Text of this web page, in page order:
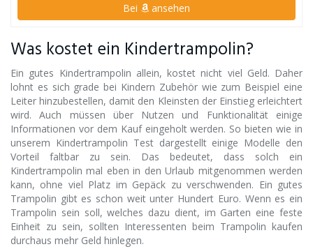
Bei ansehen
Was kostet ein Kindertrampolin?
Ein gutes Kindertrampolin allein, kostet nicht viel Geld. Daher
lohnt es sich grade bei Kindern Zubehör wie zum Beispiel eine
Leiter hinzubestellen, damit den Kleinsten der Einstieg erleichtert
wird. Auch müssen über Nutzen und Funktionalität einige
Informationen vor dem Kauf eingeholt werden. So bieten wie in
unserem Kindertrampolin Test dargestellt einige Modelle den
Vorteil faltbar zu sein. Das bedeutet, dass solch ein
Kindertrampolin mal eben in den Urlaub mitgenommen werden
kann, ohne viel Platz im Gepäck zu verschwenden. Ein gutes
Trampolin gibt es schon weit unter Hundert Euro. Wenn es ein
Trampolin sein soll, welches dazu dient, im Garten eine feste
Einheit zu sein, sollten Interessenten beim Trampolin kaufen
durchaus mehr Geld hinlegen.